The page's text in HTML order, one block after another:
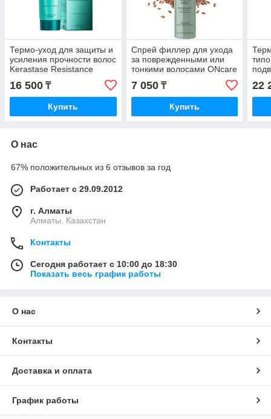
Термо-уход для защиты и
усиления прочности волос
Kerastase Resistance
Extentioniste Thermique
150 мл.
16 500 ₸
Купить
Спрей филлер для ухода
за поврежденными или
тонкими волосами ONcare
Refill Densi-Fill Fast Foam
200 мл.
7 050₸
Купить
150
22
О нас
67% положительных из 6 отзывов за год
Работает с 29.09.2012
г. Алматы
Алматы, Казахстан
Контакты
Сегодня работает с 10:00 до 18:30
Показать весь график работы
О нас
Контакты
Доставка и оплата
График работы